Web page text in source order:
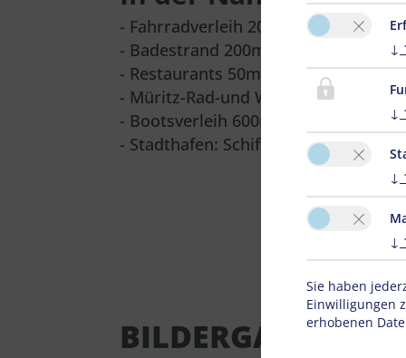
- Fahrradverleih 20m
- Badestrand 200m
- Restaurants 50m und 200m
- Müritz-Rad-und Wanderweg 200m
- Bootsverleih 600m
- Stadthafen: Schiffsrundfahrten 1,9
BILDERGALERIE
↓
↓
↓
↓
Sie haben
Einwilligungen
erhobenen